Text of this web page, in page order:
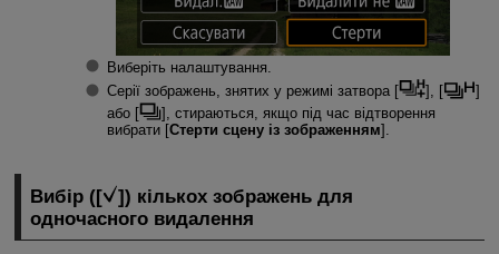
Виберіть налаштування.
Серії зображень, знятих у режимі затвора [
], [
]
або [
], стираються, якщо під час відтворення
вибрати [Стерти сцену із зображенням].
Вибір ([
]) кількох зображень для
одночасного видалення